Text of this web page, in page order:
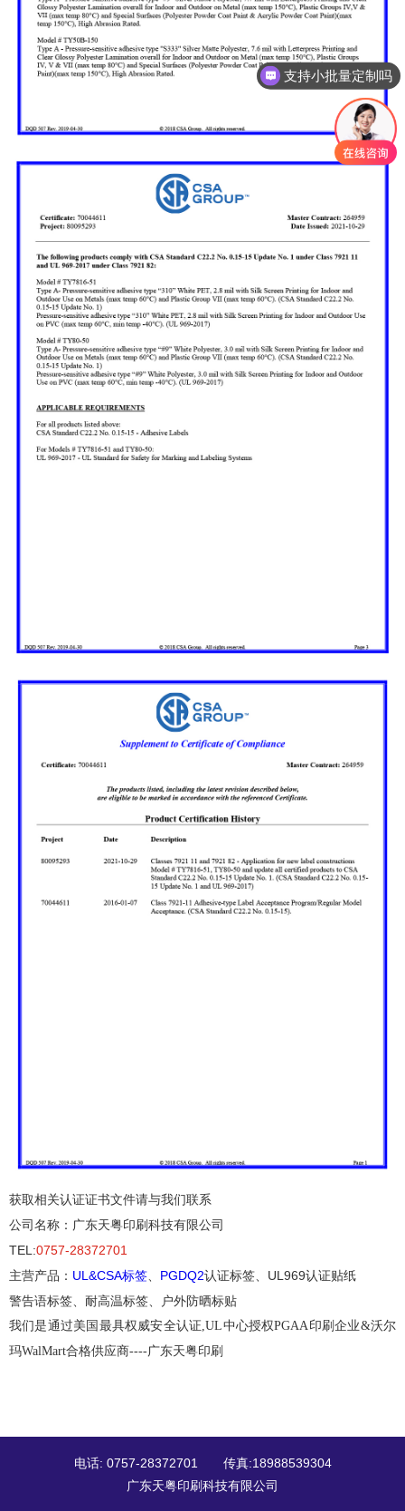
获取相关认证证书文件请与我们联系
公司名称：广东天粤印刷科技有限公司
TEL:0757-28372701
主营产品： UL &CSA标签 PGDQ2认证标签、UL969认证贴纸
警告语标签、耐高温标签、户外防晒标贴
我们是通过美国最具权威安全认证 ,UL中心授权PGAA印刷企业&沃尔
玛WalMart合格供应商----广东天粤印刷
电话: 0757-28372701 传真:18988539304
广东天粤印刷科技有限公司
支持小批量定制吗